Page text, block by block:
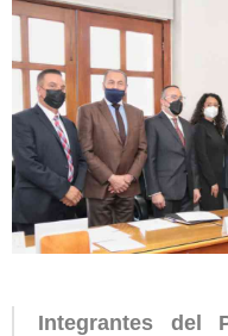
Integrantes del